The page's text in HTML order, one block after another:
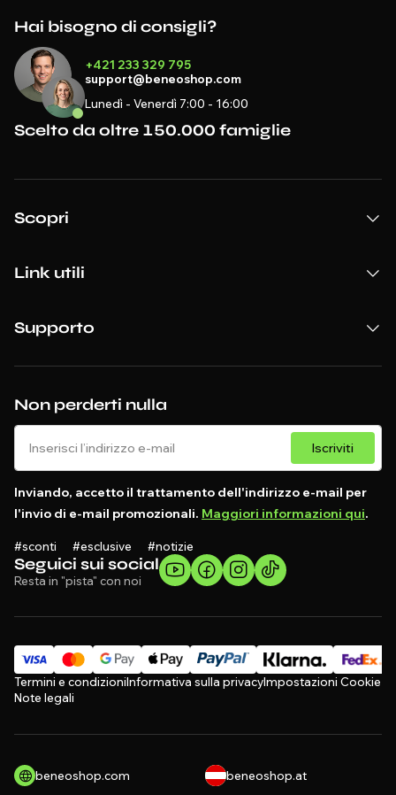
Seguici sui social
Resta in "pista" con noi
Non perderti nulla
Iscriviti
Inviando, accetto il trattamento dell'indirizzo e-mail per
l'invio di e-mail promozionali. Maggiori informazioni qui.
#sconti #esclusive #notizie
Hai bisogno di consigli?
+421 233 329 795
support@beneoshop.com
Lunedì - Venerdì 7:00 - 16:00
Scelto da oltre 150.000 famiglie
Scopri
Link utili
Supporto
Termini e condizioniInformativa sulla privacyImpostazioni Cookie
Note legali
beneoshop.com beneoshop.at